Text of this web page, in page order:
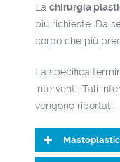
La chirurgia
più richieste. Da
corpo che più
La specifica
interventi. Tali
vengono riportati.